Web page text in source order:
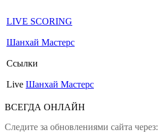
LIVE SCORING
Шанхай Мастерс
Ссылки
Live Шанхай Мастерс
ВСЕГДА ОНЛАЙН
Следите за обновлениями сайта через: